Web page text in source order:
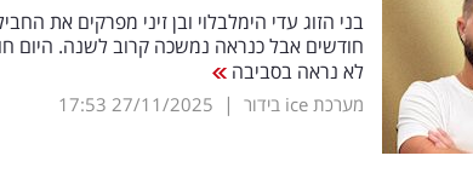
לא נראה בסביבה
מערכת ice בידור |
27/11/2025
17:53